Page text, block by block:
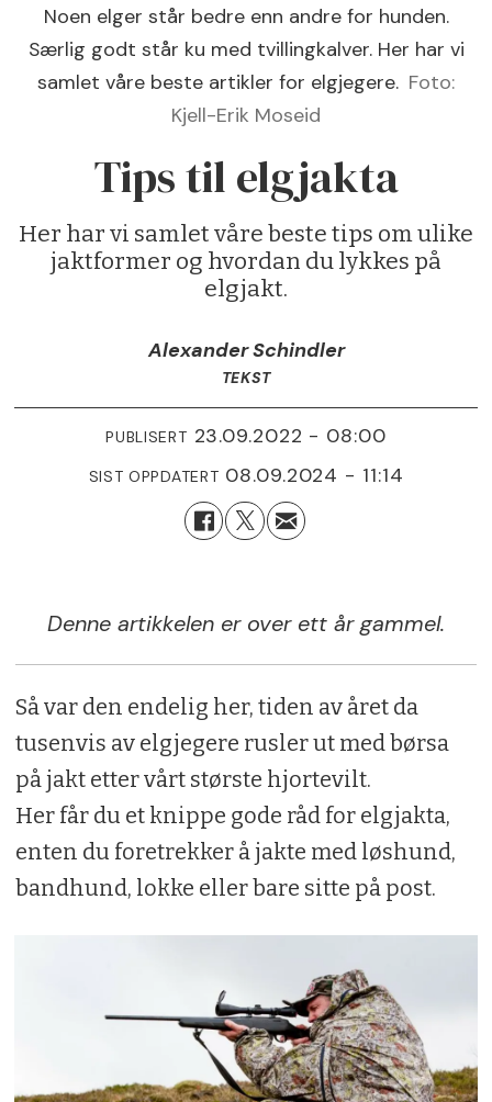
Noen elger står bedre enn andre for hunden.
Særlig godt står ku med tvillingkalver. Her har vi
samlet våre beste artikler for elgjegere. Foto:
Kjell-Erik Moseid
Tips til elgjakta
Her har vi samlet våre beste tips om ulike
jaktformer og hvordan du lykkes på
elgjakt.
Alexander Schindler
TEKST
PUBLISERT 23.09.2022 - 08:00
SIST OPPDATERT 08.09.2024 - 11:14
Denne artikkelen er over ett år gammel.
Så var den endelig her, tiden av året da
tusenvis av elgjegere rusler ut med børsa
på jakt etter vårt største hjortevilt.
Her får du et knippe gode råd for elgjakta,
enten du foretrekker å jakte med løshund,
bandhund, lokke eller bare sitte på post.